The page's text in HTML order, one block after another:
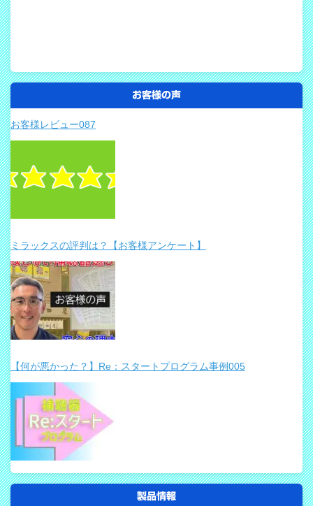
お客様の声
お客様レビュー087
ミラックスの評判は？【お客様アンケート】
【何が悪かった？】Re：スタートプログラム事例005
製品情報